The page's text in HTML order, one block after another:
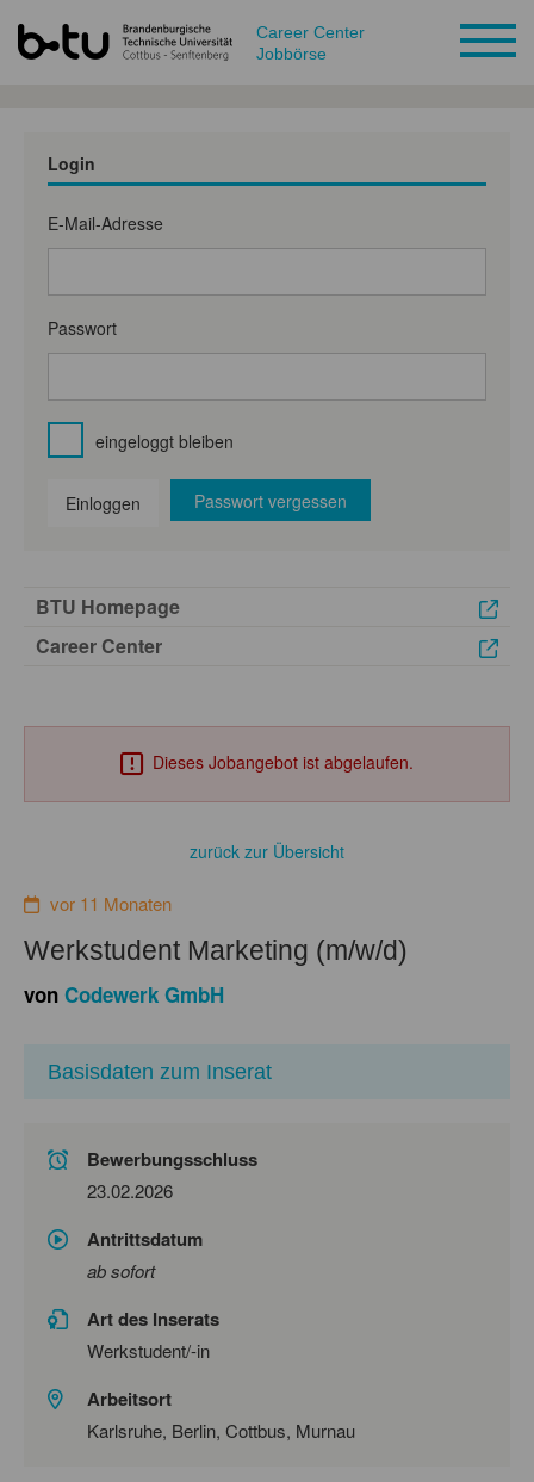
Career Center
Jobbörse
Login
E-Mail-Adresse
Passwort
eingeloggt bleiben
Einloggen Passwort vergessen
BTU Homepage
Career Center
Dieses Jobangebot ist abgelaufen.
zurück zur Übersicht
vor 11 Monaten
Werkstudent Marketing (m/w/d)
von Codewerk GmbH
Basisdaten zum Inserat
Bewerbungsschluss
23.02.2026
Antrittsdatum
ab sofort
Art des Inserats
Werkstudent/-in
Arbeitsort
Karlsruhe, Berlin, Cottbus, Murnau